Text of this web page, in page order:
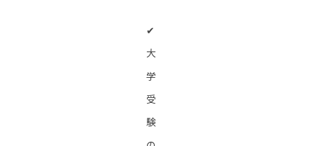
✔︎
大
学
受
験